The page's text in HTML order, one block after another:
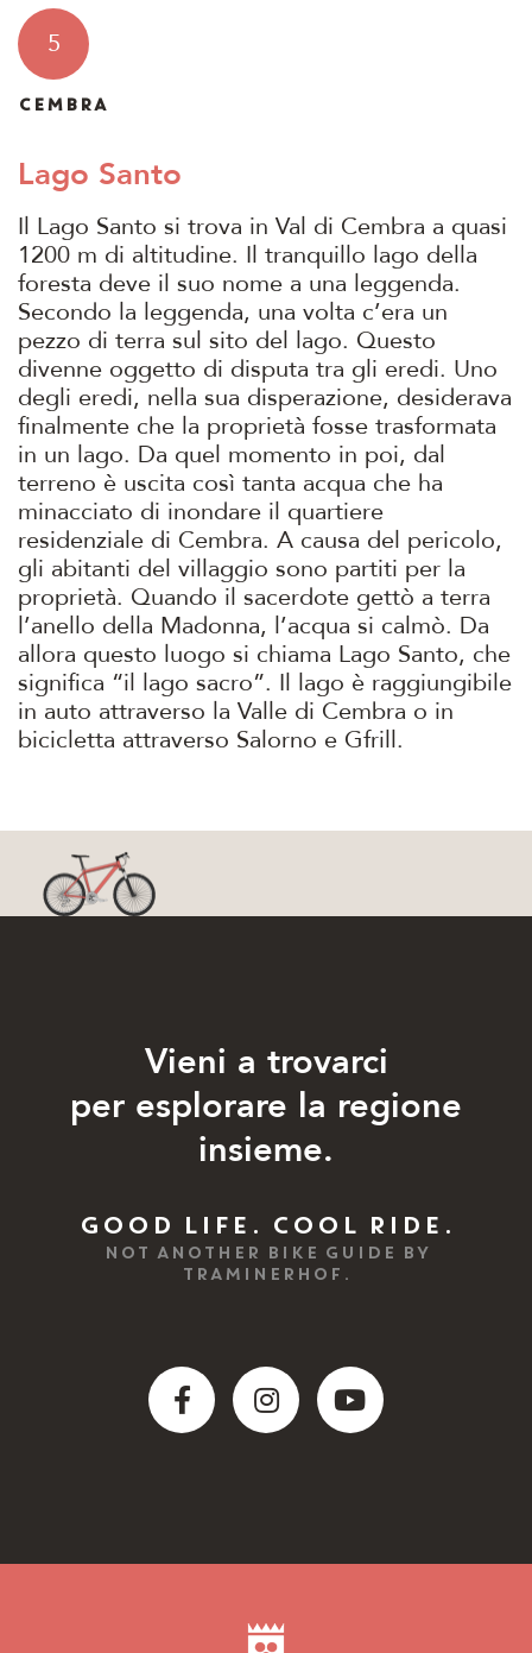
5
CEMBRA
Lago Santo
Il Lago Santo si trova in Val di Cembra a quasi
1200 m di altitudine. Il tranquillo lago della
foresta deve il suo nome a una leggenda.
Secondo la leggenda, una volta c’era un
pezzo di terra sul sito del lago. Questo
divenne oggetto di disputa tra gli eredi. Uno
degli eredi, nella sua disperazione, desiderava
finalmente che la proprietà fosse trasformata
in un lago. Da quel momento in poi, dal
terreno è uscita così tanta acqua che ha
minacciato di inondare il quartiere
residenziale di Cembra. A causa del pericolo,
gli abitanti del villaggio sono partiti per la
proprietà. Quando il sacerdote gettò a terra
l’anello della Madonna, l’acqua si calmò. Da
allora questo luogo si chiama Lago Santo, che
significa “il lago sacro”. Il lago è raggiungibile
in auto attraverso la Valle di Cembra o in
bicicletta attraverso Salorno e Gfrill.
Vieni a trovarci
per esplorare la regione
insieme.
GOOD LIFE. COOL RIDE.
NOT ANOTHER BIKE GUIDE BY
TRAMINERHOF.